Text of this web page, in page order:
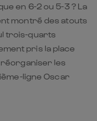
en 6-2 ou 5-3 ? La
montré des atouts
trois-quarts
pris la place
réorganiser les
ligne Oscar